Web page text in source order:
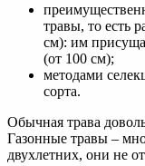
травы, то есть
см): им присуща
(от 100 см);
методами
сорта.
Обычная трава
Газонные травы –
двухлетних, они не